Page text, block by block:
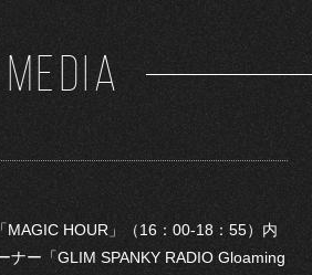
MEDIA
MAGIC HOUR」（16：00-18：55）内
ナー「GLIM SPANKY RADIO Gloaming